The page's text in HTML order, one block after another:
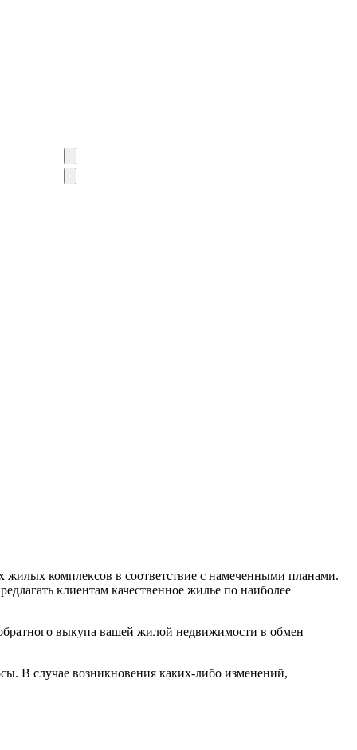
комплексов в соответствие с намеченными планами.
клиентам качественное жилье по наиболее
выкупа вашей жилой недвижимости в обмен
В случае возникновения каких-либо изменений,